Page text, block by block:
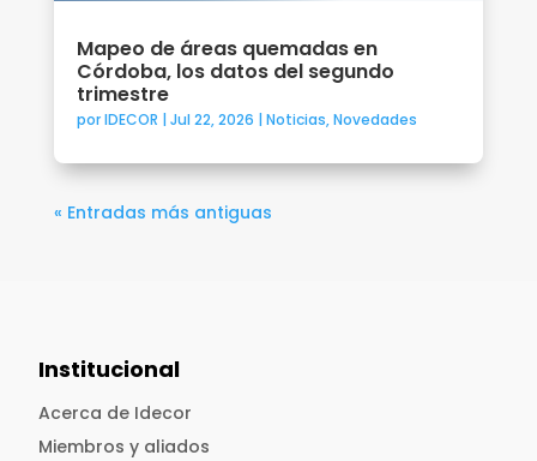
Mapeo de áreas quemadas en
Córdoba, los datos del segundo
trimestre
porIDECOR | Jul 22, 2026 | Noticias,Novedades
« Entradas más antiguas
Institucional
Acerca de Idecor
Miembros y aliados